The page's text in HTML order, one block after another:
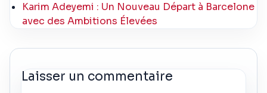
Karim Adeyemi : Un Nouveau Départ à Barcelone
avec des Ambitions Élevées
Laisser un commentaire